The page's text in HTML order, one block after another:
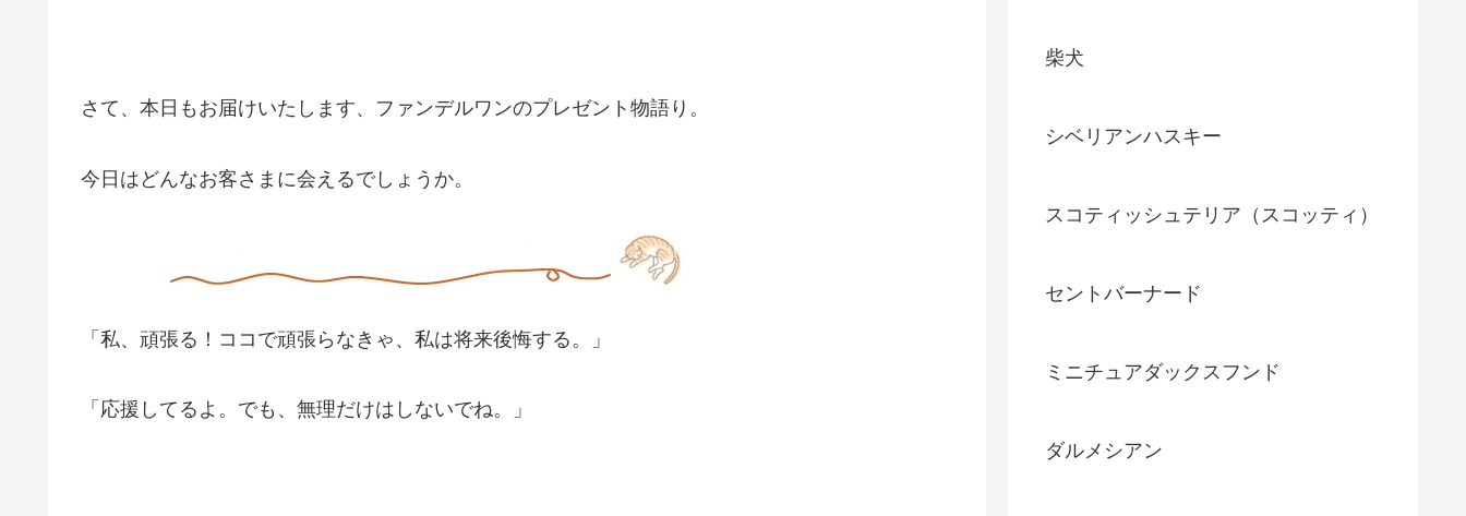
さて、本日もお届けいたします、ファンデルワンのプレゼント物語り。
今日はどんなお客さまに会えるでしょうか。
「私、頑張る！ココで頑張らなきゃ、私は将来後悔する。」
「応援してるよ。でも、無理だけはしないでね。」
柴犬
シベリアンハスキー
スコティッシュテリア（スコッティ）
セントバーナード
ミニチュアダックスフンド
ダルメシアン